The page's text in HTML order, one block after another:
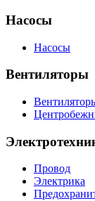
Насосы
Насосы
Вентиляторы
Провод
Электрика